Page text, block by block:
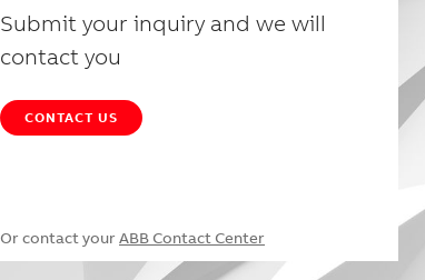
Submit your inquiry and we will
contact you
CONTACT US
Or contact your ABB Contact Center